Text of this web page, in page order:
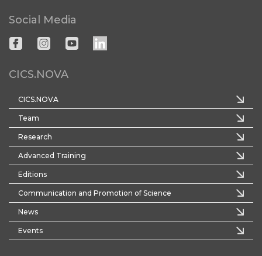
Social Media
CICS.NOVA
CICS.NOVA
Team
Research
Advanced Training
Editions
Communication and Promotion of Science
News
Events